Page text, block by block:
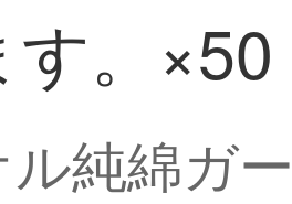
。×50
純綿ガ